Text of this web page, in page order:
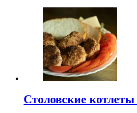
Столовские котлеты